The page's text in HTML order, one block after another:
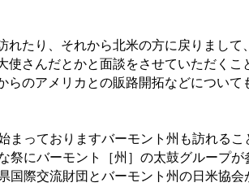
たり、それから北米の方に戻りまして、
さんだとかと面談をさせていただくこ
らのアメリカとの販路開拓などについて
っておりますバーモント州も訪れるこ
祭にバーモント［州］の太鼓グループが
国際交流財団とバーモント州の日米協会